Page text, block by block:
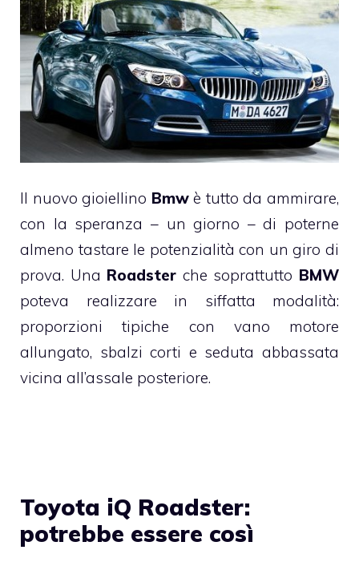
Il nuovo gioiellino Bmwè tutto da ammirare,
con la speranza – un giorno – di poterne
almeno tastare le potenzialità con un giro di
prova. Una Roadster che soprattutto BMW
poteva realizzare in siffatta modalità:
proporzioni tipiche con vano motore
allungato, sbalzi corti e seduta abbassata
vicina all’assale posteriore.
Toyota iQ Roadster:
potrebbe essere così